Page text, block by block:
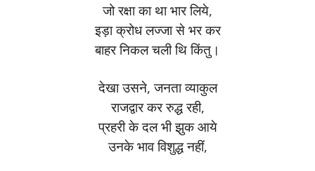
जो रक्षा का था भार लिये,
इड़ा क्रोध लज्जा से भर कर
बाहर निकल चली थि किंतु।
देखा उसने, जनता व्याकुल
राजद्वार कर रुद्ध रही,
प्रहरी के दल भी झुक आये
उनके भाव विशुद्ध नहीं,